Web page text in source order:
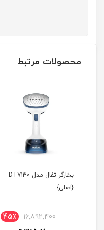
محصولات مرتبط
بخارگر تفال مدل DT7130
{اصلی}
16,892,400 45٪